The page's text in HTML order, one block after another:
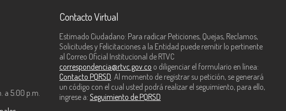
a 5:00 p.m.
Contacto Virtual
Estimado Ciudadano: Para radicar Peticiones, Quejas, Reclamos,
Solicitudes y Felicitaciones a la Entidad puede remitir lo pertinente
al Correo Oficial Institucional de RTVC
correspondencia@rtvc.gov.co o diligenciar el formulario en línea:
Contacto PQRSD . Al momento de registrar su petición, se generará
un código con el cual usted podrá realizar el seguimiento, para ello,
ingrese a: Seguimiento de PQRSD